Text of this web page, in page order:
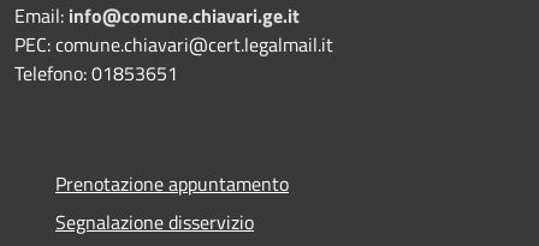
Email: info@comune.chiavari.ge.it
PEC: comune.chiavari@cert.legalmail.it
Telefono: 01853651
Prenotazione appuntamento
Segnalazione disservizio